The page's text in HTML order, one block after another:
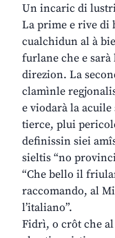
Un incaric di
La prime e rive di
cualchidun al à
furlane che e
direzion. La
clamìnle
e viodarà la
tierce, plui
definissin siei
sieltis “no
“Che bello il
raccomando, al
l’italiano”.
Fidrì, o crôt che